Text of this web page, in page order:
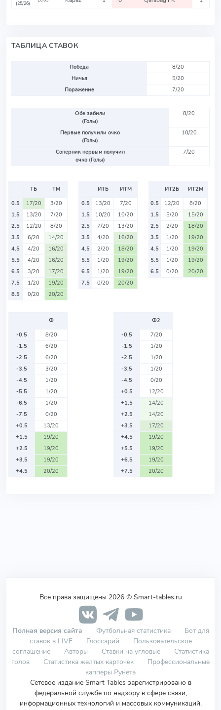
(25/26)
ТАБЛИЦА СТАВОК
Победа
8/20
Ничья
5/20
Поражение
7/20
Обе забили
(Голы)
8/20
Первые получили очко
(Голы)
10/20
Соперник первым получил
очко (Голы)
7/20
ТБ
ТМ
0.5
17/20
3/20
1.5
13/20
7/20
2.5
12/20
8/20
3.5
6/20
14/20
4.5
4/20
16/20
5.5
4/20
16/20
6.5
3/20
17/20
7.5
1/20
19/20
8.5
0/20 20/20
ИТБ
ИТМ
0.5
13/20
7/20
1.5
10/20
10/20
2.5
7/20
13/20
3.5
4/20
16/20
4.5
2/20
18/20
5.5
1/20
19/20
6.5
1/20
19/20
7.5
0/20 20/20
ИТ2Б
ИТ2М
0.5
12/20
8/20
1.5
5/20
15/20
2.5
2/20
18/20
3.5
1/20
19/20
4.5
1/20
19/20
5.5
1/20
19/20
6.5
0/20 20/20
Ф
-0.5
8/20
-1.5
6/20
-2.5
6/20
-3.5
3/20
-4.5
1/20
-5.5
1/20
-6.5
1/20
-7.5
0/20
+0.5
13/20
+1.5
19/20
+2.5
19/20
+3.5
19/20
+4.5
20/20
Ф2
-0.5
7/20
-1.5
1/20
-2.5
1/20
-3.5
1/20
-4.5
0/20
+0.5
12/20
+1.5
14/20
+2.5
14/20
+3.5
17/20
+4.5
19/20
+5.5
19/20
+6.5
19/20
+7.5
20/20
Все права защищены 2026 © Smart-tables.ru
Полная версия сайта Футбольная статистика
Бот для
ставок в LIVE
Глоссарий
Пользовательское
соглашение
Авторы Ставки на угловые
Статистика
голов
Статистика желтых карточек
Профессиональные
капперы Рунета
Сетевое издание Smart Tables зарегистрировано в
федеральной службе по надзору в сфере связи,
информационных технологий и массовых коммуникаций.